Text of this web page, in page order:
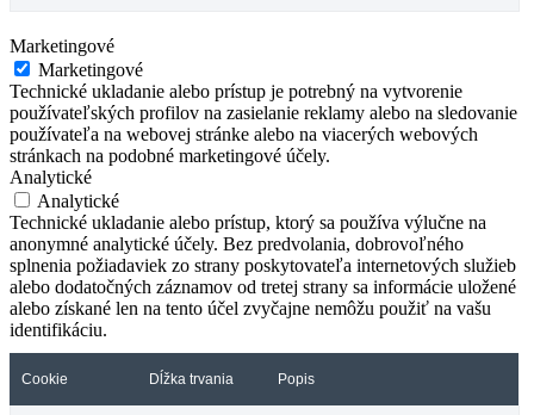
Marketingové
Marketingové
Technické ukladanie alebo prístup je potrebný na vytvorenie
používateľských profilov na zasielanie reklamy alebo na sledovanie
používateľa na webovej stránke alebo na viacerých webových
stránkach na podobné marketingové účely.
Analytické
Analytické
Technické ukladanie alebo prístup, ktorý sa používa výlučne na
anonymné analytické účely. Bez predvolania, dobrovoľného
splnenia požiadaviek zo strany poskytovateľa internetových služieb
alebo dodatočných záznamov od tretej strany sa informácie uložené
alebo získané len na tento účel zvyčajne nemôžu použiť na vašu
identifikáciu.
Cookie Dĺžka trvania Popis